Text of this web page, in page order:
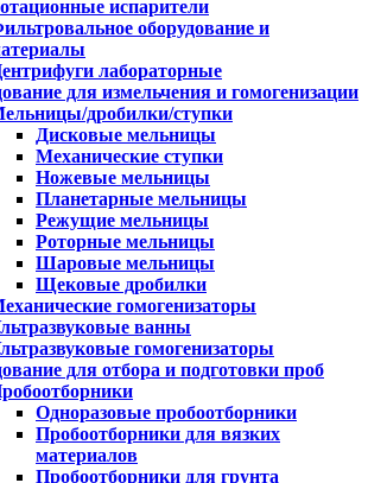
испарители
оборудование и
лабораторные
для измельчения и гомогенизации
дробилки/ступки
Дисковые мельницы
Механические ступки
Ножевые мельницы
Планетарные мельницы
Режущие мельницы
Роторные мельницы
Шаровые мельницы
Щековые дробилки
гомогенизаторы
ванны
гомогенизаторы
для отбора и подготовки проб
Одноразовые пробоотборники
Пробоотборники для вязких
материалов
Пробоотборники для грунта